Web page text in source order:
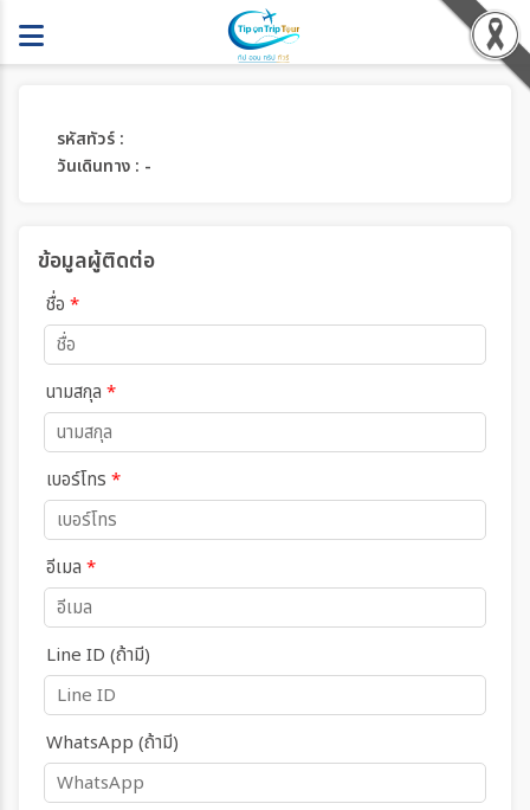
รหัสทัวร์ :
วันเดินทาง : -
ข้อมูลผู้ติดต่อ
ชื่อ *
นามสกุล *
เบอร์โทร *
อีเมล *
Line ID (ถ้ามี)
WhatsApp (ถ้ามี)